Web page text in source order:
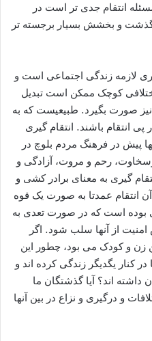
انتقام جدی تر است در
و بخشش بسیار برجسته تر
لازمه زندگی اجتماعی است و
کوچک ممکن است تبدیل
صورت بگیرد. طبیعیست که به
پی انتقام باشند. انتقام گیری
پیش در فرهنگ مردم بلوچ در
رحم و مروت، آزادگی و
گیری به معنای برادر کشی و
انتقام عمدتا به صورت یک قوه
بوده است که در صورت تعدی به
از آنها سلب شود. اگر
زن و کودک می بود، چطور این
کنار یگدیگر زندگی کرده اند و
اند؟ آیا گذشتگان ما
و درگیری و نزاع در بین آنها